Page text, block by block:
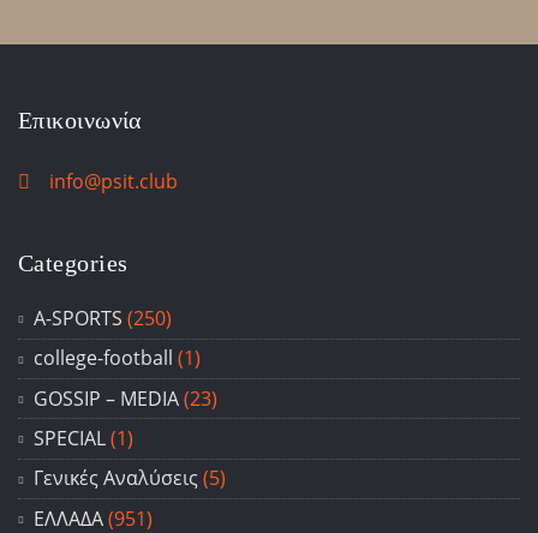
Επικοινωνία
info@psit.club
Categories
A-SPORTS (250)
college-football (1)
GOSSIP – ΜΕDIA(23)
SPECIAL(1)
Γενικές Αναλύσεις(5)
ΕΛΛΑΔΑ(951)